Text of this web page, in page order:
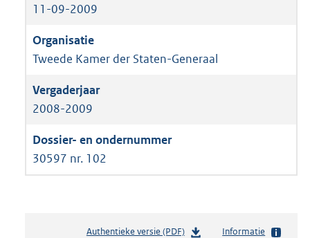
11-09-2009
Tweede Kamer der Staten-Generaal
2008-2009
30597 nr. 102
Authentieke versie (PDF)b
Informatie